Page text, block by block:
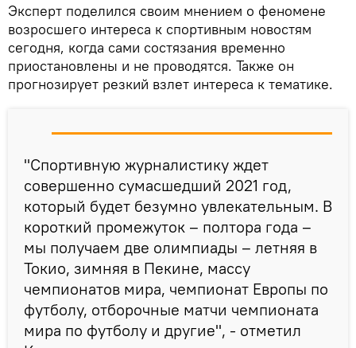
Эксперт поделился своим мнением о феномене
возросшего интереса к спортивным новостям
сегодня, когда сами состязания временно
приостановлены и не проводятся. Также он
прогнозирует резкий взлет интереса к тематике.
"Спортивную журналистику ждет
совершенно сумасшедший 2021 год,
который будет безумно увлекательным. В
короткий промежуток – полтора года –
мы получаем две олимпиады – летняя в
Токио, зимняя в Пекине, массу
чемпионатов мира, чемпионат Европы по
футболу, отборочные матчи чемпионата
мира по футболу и другие", - отметил